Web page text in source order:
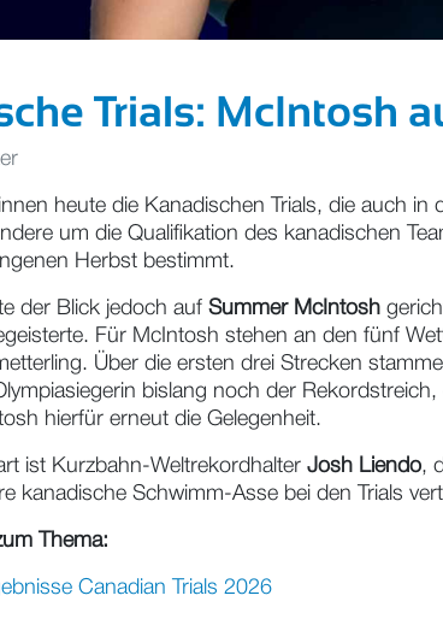
Trials: McIntosh
heute die Kanadischen Trials, die auch
um die Qualifikation des kanadischen
Herbst bestimmt.
der Blick jedoch auf Summer McIntosh
Für McIntosh stehen an den fünf
Über die ersten drei Strecken
bislang noch der
hierfür erneut die Gelegenheit.
ist Kurzbahn-Weltrekordhalter Josh Liendo,
kanadische Schwimm-Asse bei den Trials
Thema:
Canadian Trials 2026